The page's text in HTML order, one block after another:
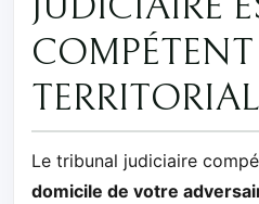
COMPÉTENT
Le tribunal judiciaire
domicile de votre